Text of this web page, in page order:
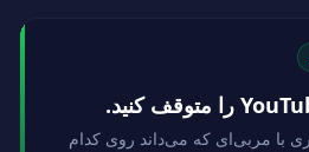
با مربی‌ای که می‌داند روی کدام